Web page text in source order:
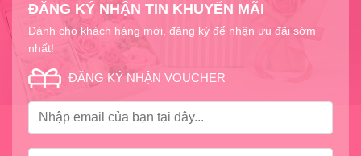
ĐĂNG KÝ NHẬN TIN KHUYẾN MÃI
Dành cho khách hàng mới, đăng ký để nhận ưu đãi sớm
nhất!
ĐĂNG KÝ NHẬN VOUCHER